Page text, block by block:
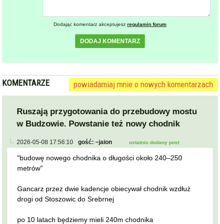
Dodając komentarz akceptujesz regulamin forum
DODAJ KOMENTARZ
KOMENTARZE powiadamiaj mnie o nowych komentarzach
Ruszają przygotowania do przebudowy mostu
w Budzowie. Powstanie też nowy chodnik
2026-05-08 17:56:10 gość: ~jaion ostatnio dodany post
"budowę nowego chodnika o długości około 240–250
metrów"
Gancarz przez dwie kadencje obiecywał chodnik wzdłuż
drogi od Stoszowic do Srebrnej
po 10 latach będziemy mieli 240m chodnika